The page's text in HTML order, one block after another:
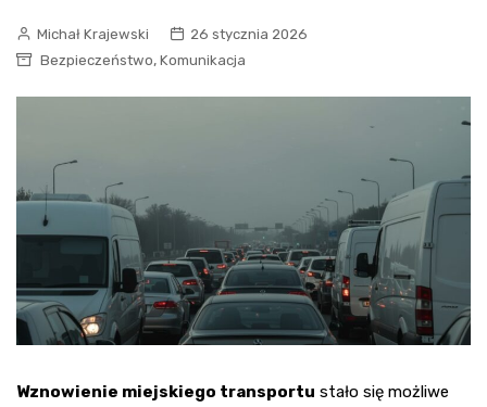
Michał Krajewski
26 stycznia 2026
Bezpieczeństwo, Komunikacja
Wznowienie miejskiego transportu stało się możliwe